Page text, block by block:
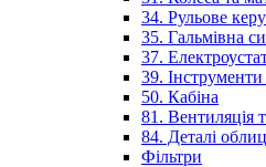
34. Рульове
35. Гальмівна
37.
39.
50. Кабіна
81. Вентиляція
84. Деталі
Фільтри